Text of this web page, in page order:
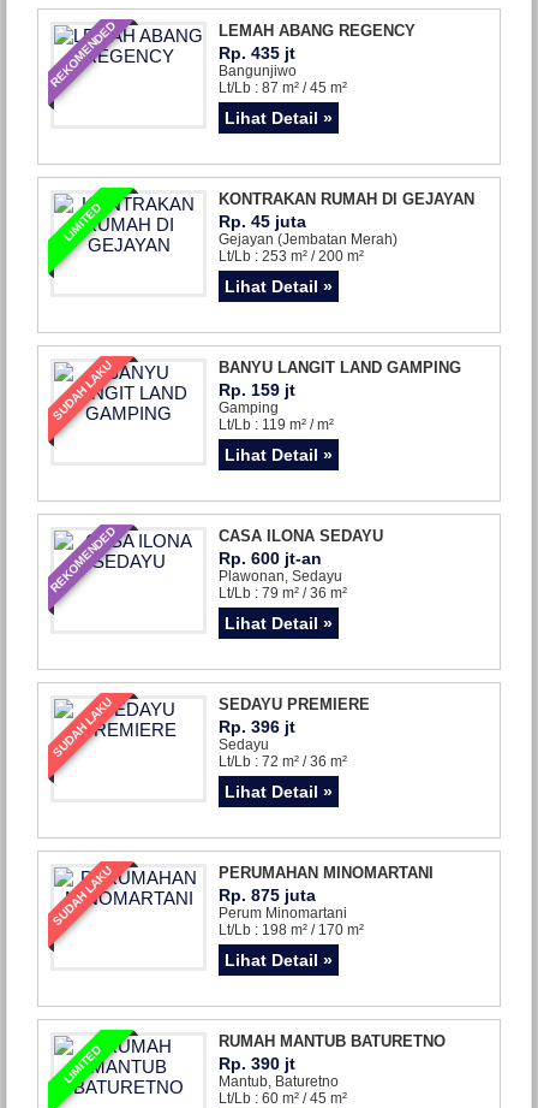
REKOMENDED LEMAH ABANG REGENCY
Rp. 435 jt
Bangunjiwo
Lt/Lb : 87 m² / 45 m²
Lihat Detail »
LIMITED
KONTRAKAN RUMAH DI GEJAYAN
Rp. 45 juta
Gejayan (Jembatan Merah)
Lt/Lb : 253 m² / 200 m²
Lihat Detail »
SUDAH LAKU BANYU LANGIT LAND GAMPING
Rp. 159 jt
Gamping
Lt/Lb : 119 m² / m²
Lihat Detail »
REKOMENDED CASA ILONA SEDAYU
Rp. 600 jt-an
Plawonan, Sedayu
Lt/Lb : 79 m² / 36 m²
Lihat Detail »
SUDAH LAKU SEDAYU PREMIERE
Rp. 396 jt
Sedayu
Lt/Lb : 72 m² / 36 m²
Lihat Detail »
SUDAH LAKU PERUMAHAN MINOMARTANI
Rp. 875 juta
Perum Minomartani
Lt/Lb : 198 m² / 170 m²
Lihat Detail »
LIMITED
RUMAH MANTUB BATURETNO
Rp. 390 jt
Mantub, Baturetno
Lt/Lb : 60 m² / 45 m²